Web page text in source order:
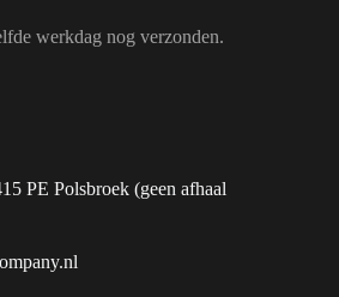
werkdag nog verzonden.
PE Polsbroek (geen afhaal